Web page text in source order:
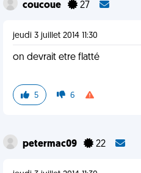
coucoue 27
jeudi 3 juillet 2014 11:30
on devrait etre flatté
5 6
petermac09 22